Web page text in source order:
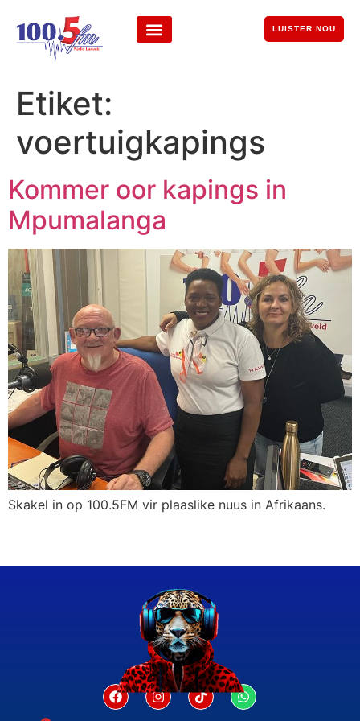
LUISTER NOU
Etiket:
voertuigkapings
Kommer oor kapings in
Mpumalanga
Skakel in op 100.5FM vir plaaslike nuus in Afrikaans.